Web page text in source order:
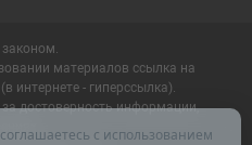
Владимира Даля для
материалов ссылка на
интернете - гиперссылка).
за достоверность информации,
с использованием